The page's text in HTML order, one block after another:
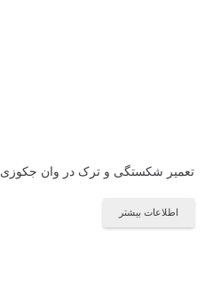
تعمیر شکستگی و ترک در وان جکوزی
اطلاعات بیشتر